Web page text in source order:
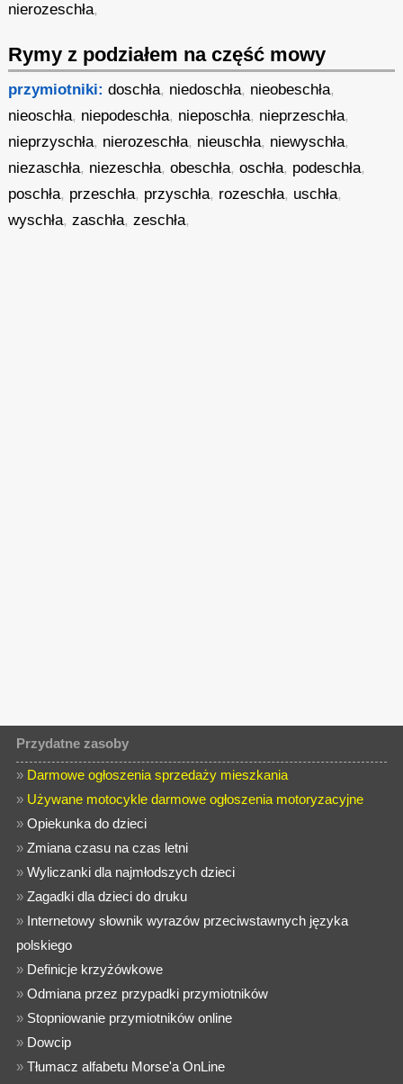
nierozeschła,
Rymy z podziałem na część mowy
przymiotniki: doschła, niedoschła, nieobeschła,
nieoschła, niepodeschła, nieposchła, nieprzeschła,
nieprzyschła, nierozeschła, nieuschła, niewyschła,
niezaschła, niezeschła,obeschła,oschła, podeschła,
poschła, przeschła, przyschła, rozeschła, uschła,
wyschła,zaschła,zeschła,
Przydatne zasoby
» Darmowe ogłoszenia sprzedaży mieszkania
» Używane motocykle darmowe ogłoszenia motoryzacyjne
»Opiekunka do dzieci
»Zmiana czasu na czas letni
»Wyliczanki dla najmłodszych dzieci
»Zagadki dla dzieci do druku
» Internetowy słownik wyrazów przeciwstawnych języka
polskiego
» Definicje krzyżówkowe
»Odmiana przez przypadki przymiotników
» Stopniowanie przymiotników online
» Dowcip
»Tłumacz alfabetu Morse'a OnLine